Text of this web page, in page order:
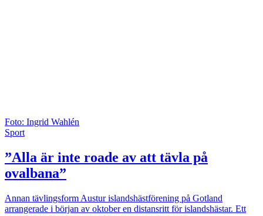
Foto: Ingrid Wahlén
Sport
”Alla är inte roade av att tävla på
ovalbana”
Annan tävlingsform Austur islandshästförening på Gotland
arrangerade i början av oktober en distansritt för islandshästar. Ett